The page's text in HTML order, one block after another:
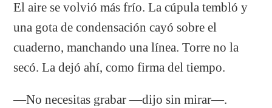
El aire se volvió más frío. La cúpula tembló y
una gota de condensación cayó sobre el
cuaderno, manchando una línea. Torre no la
secó. La dejó ahí, como firma del tiempo.
—No necesitas grabar —dijo sin mirar—.